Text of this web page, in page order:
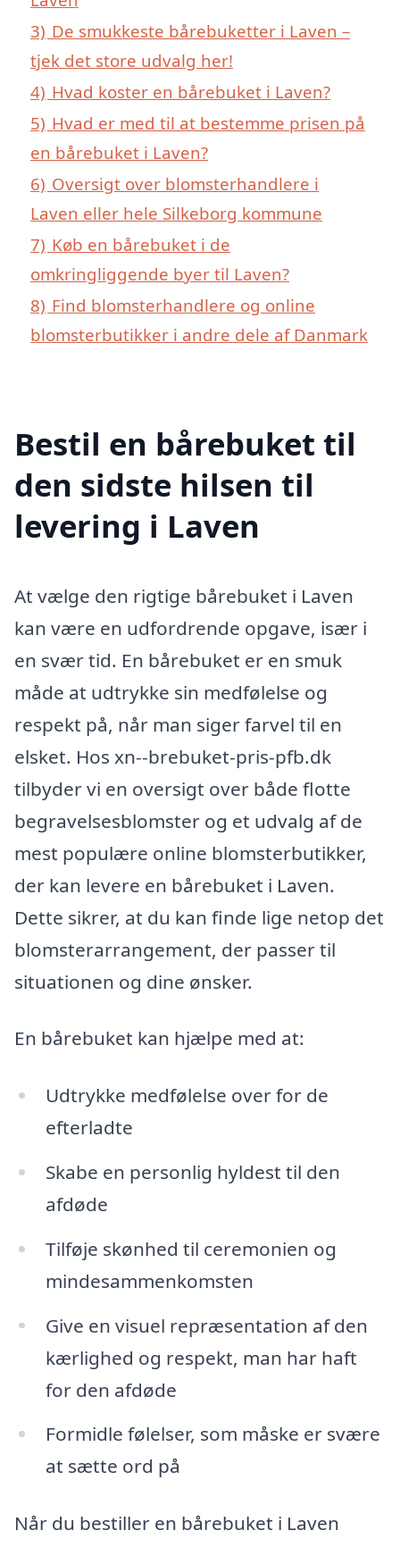
3) De smukkeste bårebuketter i Laven –
tjek det store udvalg her!
4) Hvad koster en bårebuket i Laven?
5) Hvad er med til at bestemme prisen på
en bårebuket i Laven?
6) Oversigt over blomsterhandlere i
Laven eller hele Silkeborg kommune
7) Køb en bårebuket i de
omkringliggende byer til Laven?
8) Find blomsterhandlere og online
blomsterbutikker i andre dele af Danmark
Bestil en bårebuket til
den sidste hilsen til
levering i Laven
At vælge den rigtige bårebuket i Laven
kan være en udfordrende opgave, især i
en svær tid. En bårebuket er en smuk
måde at udtrykke sin medfølelse og
respekt på, når man siger farvel til en
elsket. Hos xn--brebuket-pris-pfb.dk
tilbyder vi en oversigt over både flotte
begravelsesblomster og et udvalg af de
mest populære online blomsterbutikker,
der kan levere en bårebuket i Laven.
Dette sikrer, at du kan finde lige netop det
blomsterarrangement, der passer til
situationen og dine ønsker.
En bårebuket kan hjælpe med at:
Udtrykke medfølelse over for de
efterladte
Skabe en personlig hyldest til den
afdøde
Tilføje skønhed til ceremonien og
mindesammenkomsten
Give en visuel repræsentation af den
kærlighed og respekt, man har haft
for den afdøde
Formidle følelser, som måske er svære
at sætte ord på
Når du bestiller en bårebuket i Laven